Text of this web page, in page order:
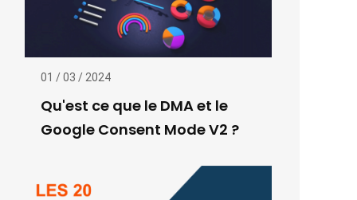
01 / 03 / 2024
Qu'est ce que le DMA et le
Google Consent Mode V2 ?